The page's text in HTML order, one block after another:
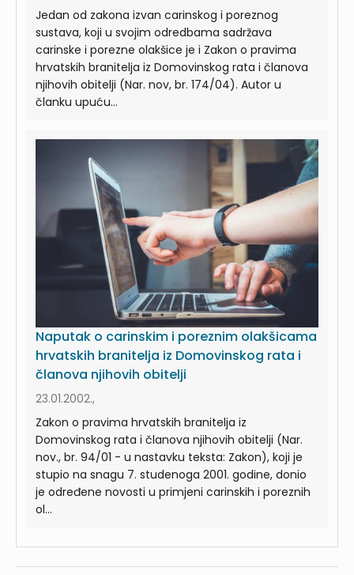
Jedan od zakona izvan carinskog i poreznog
sustava, koji u svojim odredbama sadržava
carinske i porezne olakšice je i Zakon o pravima
hrvatskih branitelja iz Domovinskog rata i članova
njihovih obitelji (Nar. nov, br. 174/04). Autor u
članku upuću...
Naputak o carinskim i poreznim olakšicama
hrvatskih branitelja iz Domovinskog rata i
članova njihovih obitelji
23.01.2002.,
Zakon o pravima hrvatskih branitelja iz
Domovinskog rata i članova njihovih obitelji (Nar.
nov., br. 94/01 - u nastavku teksta: Zakon), koji je
stupio na snagu 7. studenoga 2001. godine, donio
je određene novosti u primjeni carinskih i poreznih
ol...